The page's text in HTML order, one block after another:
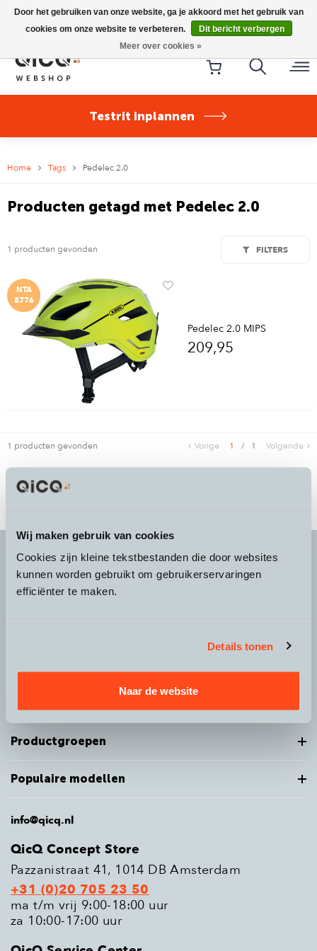
Wij maken gebruik van cookies
Cookies zijn kleine tekstbestanden die door websites
kunnen worden gebruikt om gebruikerservaringen
efficiënter te maken.
Details tonen
Naar de website
Riese & Müller Nevo5 Silent Core nu direct uit voorraad
leverbaar!
Testrit inplannen
Home Tags Pedelec 2.0
Producten getagd met Pedelec 2.0
1 producten gevonden FILTERS
NTA
8776
Pedelec 2.0 MIPS
209,95
1 producten gevonden Vorige 1 / 1 Volgende
It's more than achoice
Productgroepen
Populaire modellen
info@qicq.nl
QicQ Concept Store
Pazzanistraat 41, 1014 DB Amsterdam
+31 (0)20 705 23 50
ma t/m vrij 9:00-18:00 uur
za 10:00-17:00 uur
Door het gebruiken van onze website, ga je akkoord met het gebruik van
cookies om onze website te verbeteren.
Dit bericht verbergen
Meer over cookies »